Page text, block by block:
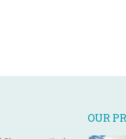
OUR